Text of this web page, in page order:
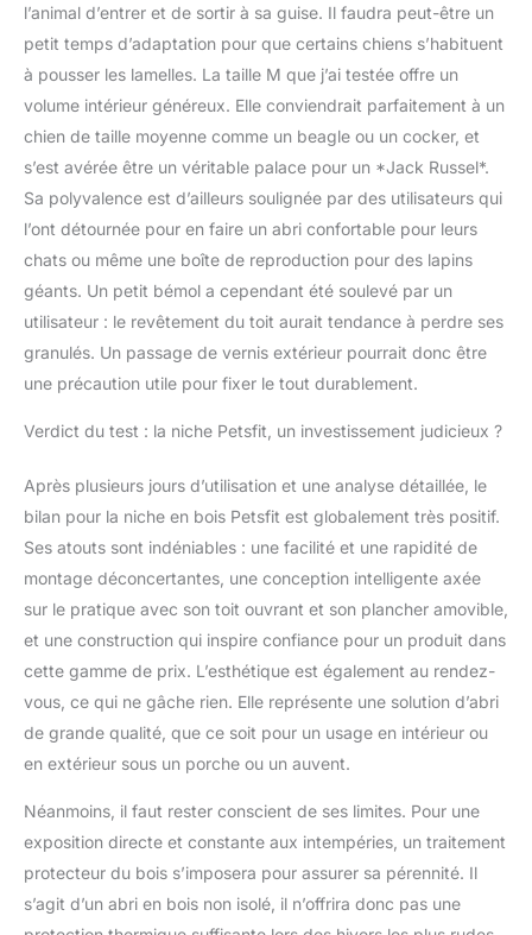
l’animal d’entrer et de sortir à sa guise. Il faudra peut-être un
petit temps d’adaptation pour que certains chiens s’habituent
à pousser les lamelles. La taille M que j’ai testée offre un
volume intérieur généreux. Elle conviendrait parfaitement à un
chien de taille moyenne comme un beagle ou un cocker, et
s’est avérée être un véritable palace pour un *Jack Russel*.
Sa polyvalence est d’ailleurs soulignée par des utilisateurs qui
l’ont détournée pour en faire un abri confortable pour leurs
chats ou même une boîte de reproduction pour des lapins
géants. Un petit bémol a cependant été soulevé par un
utilisateur : le revêtement du toit aurait tendance à perdre ses
granulés. Un passage de vernis extérieur pourrait donc être
une précaution utile pour fixer le tout durablement.
Verdict du test : la niche Petsfit, un investissement judicieux ?
Après plusieurs jours d’utilisation et une analyse détaillée, le
bilan pour la niche en bois Petsfit est globalement très positif.
Ses atouts sont indéniables : une facilité et une rapidité de
montage déconcertantes, une conception intelligente axée
sur le pratique avec son toit ouvrant et son plancher amovible,
et une construction qui inspire confiance pour un produit dans
cette gamme de prix. L’esthétique est également au rendez-
vous, ce qui ne gâche rien. Elle représente une solution d’abri
de grande qualité, que ce soit pour un usage en intérieur ou
en extérieur sous un porche ou un auvent.
Néanmoins, il faut rester conscient de ses limites. Pour une
exposition directe et constante aux intempéries, un traitement
protecteur du bois s’imposera pour assurer sa pérennité. Il
s’agit d’un abri en bois non isolé, il n’offrira donc pas une